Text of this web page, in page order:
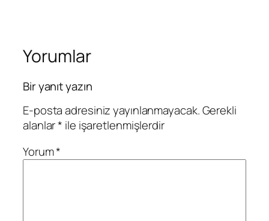
Yorumlar
Bir yanıt yazın
E-posta adresiniz yayınlanmayacak.Gerekli
alanlar* ile işaretlenmişlerdir
Yorum*